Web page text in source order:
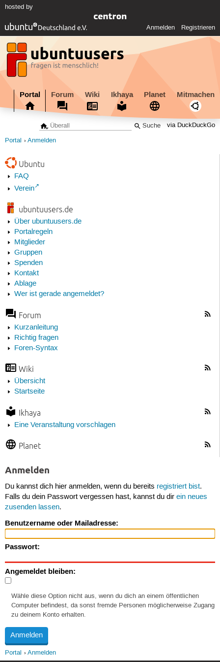
hosted by
Anmelden Registrieren
Portal Forum Wiki Ikhaya Planet Mitmachen
via DuckDuckGo
Portal Anmelden
Ubuntu
FAQ
Verein
ubuntuusers.de
Über ubuntuusers.de
Portalregeln
Mitglieder
Gruppen
Spenden
Kontakt
Ablage
Wer ist gerade angemeldet?
Forum
Kurzanleitung
Richtig fragen
Foren-Syntax
Wiki
Übersicht
Startseite
Ikhaya
Eine Veranstaltung vorschlagen
Planet
Anmelden
Du kannst dich hier anmelden, wenn du bereits registriert bist.
Falls du dein Passwort vergessen hast, kannst du dir ein neues
zusenden lassen.
Benutzername oder Mailadresse:
Passwort:
Angemeldet bleiben:
Wähle diese Option nicht aus, wenn du dich an einem öffentlichen
Computer befindest, da sonst fremde Personen möglicherweise Zugang
zu deinem Konto erhalten.
Portal Anmelden